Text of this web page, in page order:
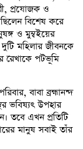
প্রযোজক ও
বিশেষ করে
ও মুম্বইয়ের
মহিলার জীবনকে
রেখাকে পটভূমি
বাবা ব্রহ্মানন্দ
ভবিষ্যৎ উপহার
তবে এখন প্রতিটি
মানুষ সবাই তাঁর